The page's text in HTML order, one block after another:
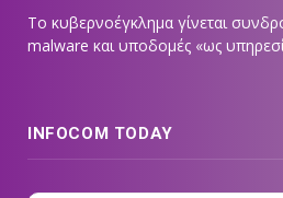
Το κυβερνοέγκλημα γίνεται
malware και υποδομές «ως
INFOCOM TODAY